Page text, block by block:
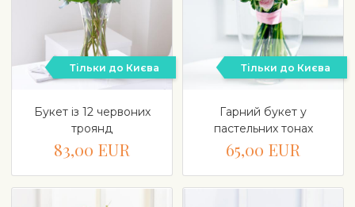
Тільки до Києва
Букет із 12 червоних
троянд
83,00 EUR
Тільки до Києва
Гарний букет у
пастельних тонах
65,00 EUR